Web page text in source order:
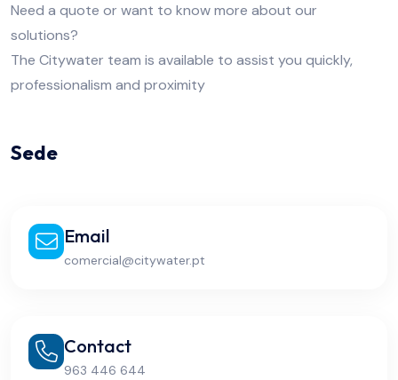
Need a quote or want to know more about our
solutions?
The Citywater team is available to assist you quickly,
professionalism and proximity
Sede
Email
comercial@citywater.pt
Contact
963 446 644